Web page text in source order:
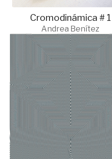
Cromodinámica # 1
Andrea Benítez